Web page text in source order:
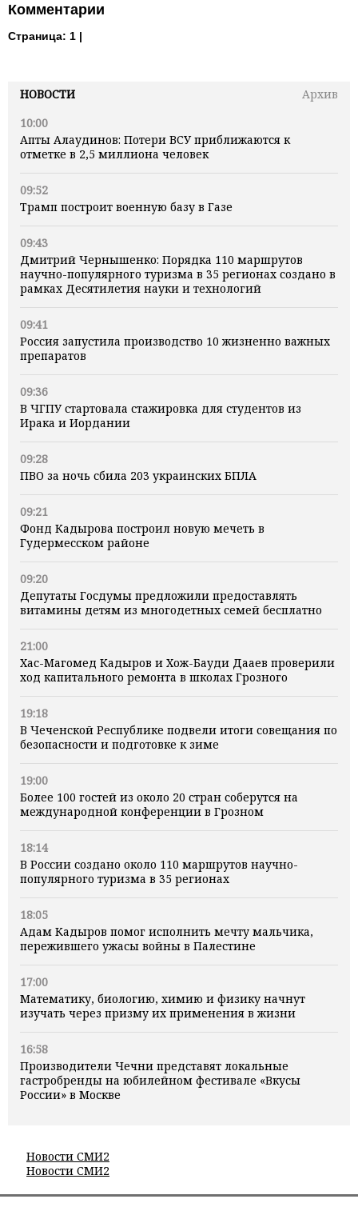
НОВОСТИ
Архив
10:00
Апты Алаудинов: Потери ВСУ приближаются к
отметке в 2,5 миллиона человек
09:52
Трамп построит военную базу в Газе
09:43
Дмитрий Чернышенко: Порядка 110 маршрутов
научно-популярного туризма в 35 регионах создано в
рамках Десятилетия науки и технологий
09:41
Россия запустила производство 10 жизненно важных
препаратов
09:36
В ЧГПУ стартовала стажировка для студентов из
Ирака и Иордании
09:28
ПВО за ночь сбила 203 украинских БПЛА
09:21
Фонд Кадырова построил новую мечеть в
Гудермесском районе
09:20
Депутаты Госдумы предложили предоставлять
витамины детям из многодетных семей бесплатно
21:00
Хас-Магомед Кадыров и Хож-Бауди Дааев проверили
ход капитального ремонта в школах Грозного
19:18
В Чеченской Республике подвели итоги совещания по
безопасности и подготовке к зиме
19:00
Более 100 гостей из около 20 стран соберутся на
международной конференции в Грозном
18:14
В России создано около 110 маршрутов научно-
популярного туризма в 35 регионах
18:05
Адам Кадыров помог исполнить мечту мальчика,
пережившего ужасы войны в Палестине
17:00
Математику, биологию, химию и физику начнут
изучать через призму их применения в жизни
16:58
Производители Чечни представят локальные
гастробренды на юбилейном фестивале «Вкусы
России» в Москве
Новости СМИ2
Новости СМИ2
Комментарии
Страница: 1 |